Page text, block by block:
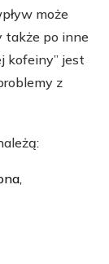
może
także po inne
kofeiny” jest
z